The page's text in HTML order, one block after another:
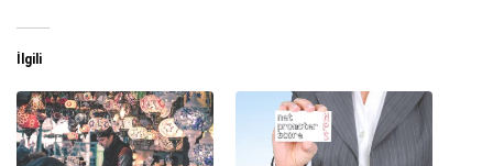
İlgili